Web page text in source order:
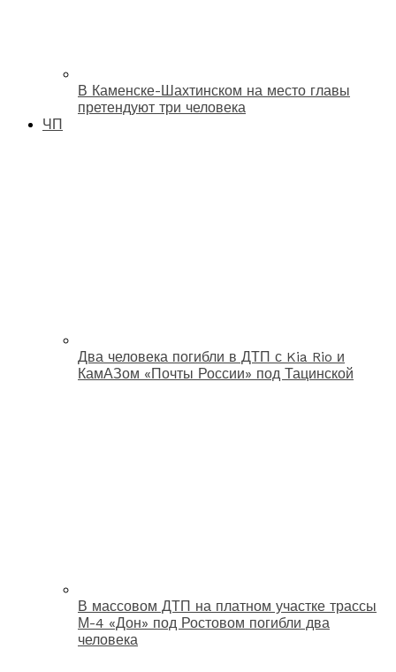
В Каменске-Шахтинском на место главы
претендуют три человека
ЧП
Два человека погибли в ДТП с Kia Rio и
КамАЗом «Почты России» под Тацинской
В массовом ДТП на платном участке трассы
М-4 «Дон» под Ростовом погибли два
человека